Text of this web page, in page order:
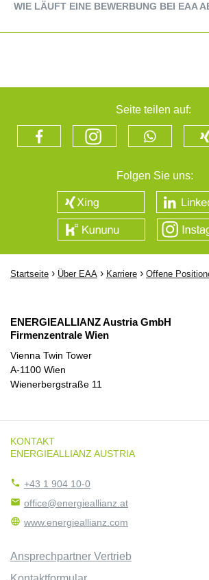
WIE LÄUFT EINE BEWERBUNG BEI EAA
Seite teilen auf:
Folgen Sie uns:
Startseite › Über EAA › Karriere › Offene
ENERGIEALLIANZ Austria GmbH
Firmenzentrale Wien
Vienna Twin Tower
A-1100 Wien
Wienerbergstraße 11
KONTAKT
ENERGIEALLIANZ AUSTRIA
 +43 1 904 10-0
 office@energieallianz.at
 www.energieallianz.com
Ansprechpartner Vertrieb